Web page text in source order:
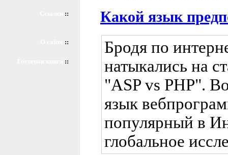
::
::
::
Какой язык
Бродя по
натыкались на
"ASP vs PHP".
язык
популярный в
глобальное